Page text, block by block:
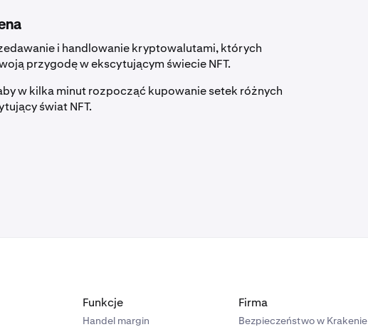
i handlowanie kryptowalutami, których
przygodę w ekscytującym świecie NFT.
w kilka minut rozpocząć kupowanie setek różnych
świat NFT.
Funkcje
Handel margin
Firma
Bezpieczeństwo w Krakenie